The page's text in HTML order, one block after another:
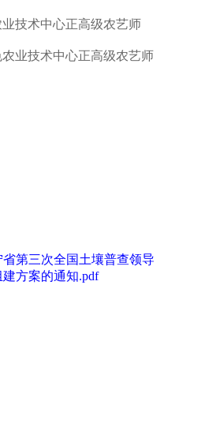
技术中心正高级农艺师
业技术中心正高级农艺师
第三次全国土壤普查领导
方案的通知.pdf